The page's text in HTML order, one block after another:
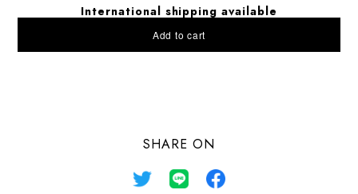
International shipping available
Add to cart
SHARE ON